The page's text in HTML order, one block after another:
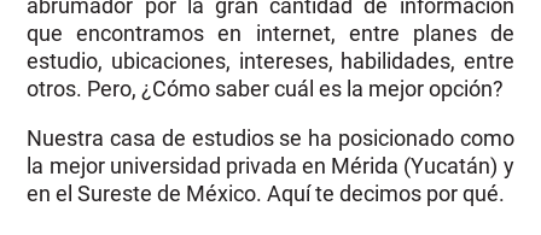
abrumador por la gran cantidad de información
que encontramos en internet, entre planes de
estudio, ubicaciones, intereses, habilidades, entre
otros. Pero, ¿Cómo saber cuál es la mejor opción?
Nuestra casa de estudios se ha posicionado como
la mejor universidad privada en Mérida (Yucatán) y
en el Sureste de México. Aquí te decimos por qué.